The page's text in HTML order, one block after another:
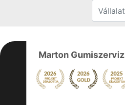
Marton Gumiszerviz